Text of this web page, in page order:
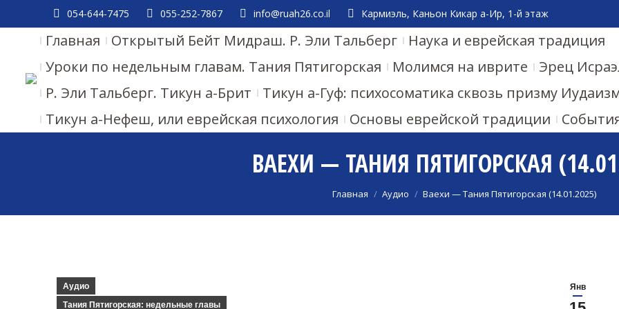
054-644-7475 055-252-7867 info@ruah26.co.il Кармиэль, Каньон Кикар а-Ир, 1-й этаж
Главная Открытый Бейт Мидраш. Р. Эли Тальберг
Наука и еврейская традиция
Уроки по недельным главам. Тания Пятигорская
Молимся на иврите
Эрец
Р. Эли Тальберг. Тикун а-Брит
Тикун а-Гуф: психосоматика сквозь призму
Тикун а-Нефеш, или еврейская психология
Основы еврейской традиции
ВАЕХИ — ТАНИЯ ПЯТИГОРСКАЯ
Вы здесь:
Главная Аудио Ваехи — Тания Пятигорская (14.01.2025)
Янв
Аудио
Тания Пятигорская: недельные главы